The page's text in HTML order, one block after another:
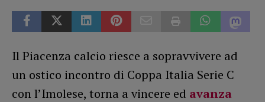
Il Piacenza calcio riesce a sopravvivere ad
un ostico incontro di Coppa Italia Serie C
con l’Imolese, torna a vincere ed avanza